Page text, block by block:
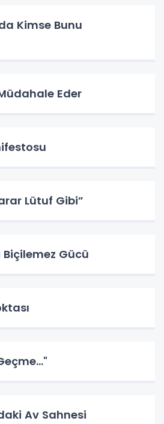
Kimse Bunu
Eder
Lütuf Gibi”
Gücü
Av Sahnesi